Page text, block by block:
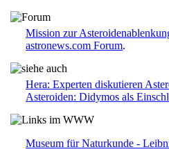
Mission zur
astronews.com Forum.
Hera: Experten diskutieren
Asteroiden: Didymos als
Museum für Naturkunde -